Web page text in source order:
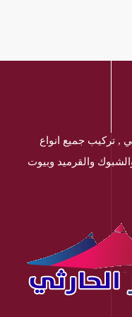
, تركيب جميع انواع
والقرميد وبيوت